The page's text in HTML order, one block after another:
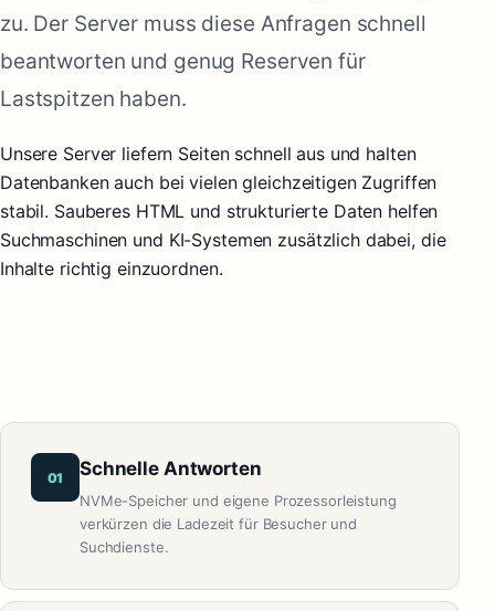
zu. Der Server muss diese Anfragen schnell
beantworten und genug Reserven für
Lastspitzen haben.
Unsere Server liefern Seiten schnell aus und halten
Datenbanken auch bei vielen gleichzeitigen Zugriffen
stabil. Sauberes HTML und strukturierte Daten helfen
Suchmaschinen und KI-Systemen zusätzlich dabei, die
Inhalte richtig einzuordnen.
01 Schnelle Antworten
NVMe-Speicher und eigene Prozessorleistung
verkürzen die Ladezeit für Besucher und
Suchdienste.